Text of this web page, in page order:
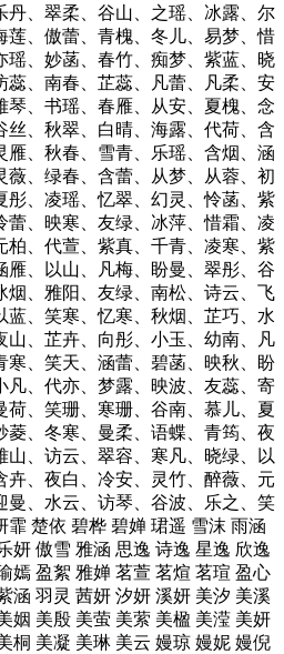
丹、翠柔、谷山、之瑶、冰露、尔
莲、傲蕾、青槐、冬儿、易梦、惜
瑶、妙菡、春竹、痴梦、紫蓝、晓
蕊、南春、芷蕊、凡蕾、凡柔、安
琴、书瑶、春雁、从安、夏槐、念
丝、秋翠、白晴、海露、代荷、含
雁、秋春、雪青、乐瑶、含烟、涵
薇、绿春、含蕾、从梦、从蓉、初
彤、凌瑶、忆翠、幻灵、怜菡、紫
蕾、映寒、友绿、冰萍、惜霜、凌
柏、代萱、紫真、千青、凌寒、紫
雁、以山、凡梅、盼曼、翠彤、谷
烟、雅阳、友绿、南松、诗云、飞
蓝、笑寒、忆寒、秋烟、芷巧、水
山、芷卉、向彤、小玉、幼南、凡
寒、笑天、涵蕾、碧菡、映秋、盼
凡、代亦、梦露、映波、友蕊、寄
荷、笑珊、寒珊、谷南、慕儿、夏
菱、冬寒、曼柔、语蝶、青筠、夜
、访云、翠容、寒凡、晓绿、以
卉、夜白、冷安、灵竹、醉薇、元
曼、水云、访琴、谷波、乐之、笑
霏 楚依 碧桦 碧婵 珺遥 雪沫 雨涵
妍 傲雪 雅涵 思逸 诗逸 星逸 欣逸
嫣 盈絮 雅婵 茗萱 茗煊 茗瑄 盈心
涵 羽灵 茜妍 汐妍 溪妍 美汐 美溪
姻 美殷 美萤 美萦 美楹 美滢 美妍
桐 美凝 美琳 美云 嫚琼 嫚妮 嫚倪